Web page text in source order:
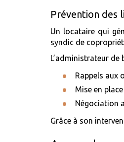
Prévention des
Un locataire qui
syndic de
L’administrateur de
Rappels aux
Mise en
Négociation
Grâce à son